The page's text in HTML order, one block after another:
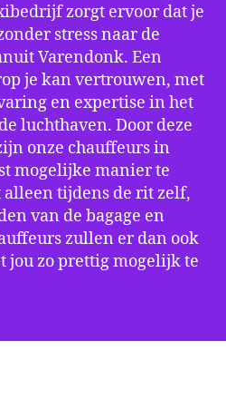
zorgt ervoor dat je
stress naar de
Varendonk. Een
je kan vertrouwen, met
en expertise in het
luchthaven. Door deze
onze chauffeurs in
mogelijke manier te
tijdens de rit zelf,
van de bagage en
zullen er dan ook
jou zo prettig mogelijk te